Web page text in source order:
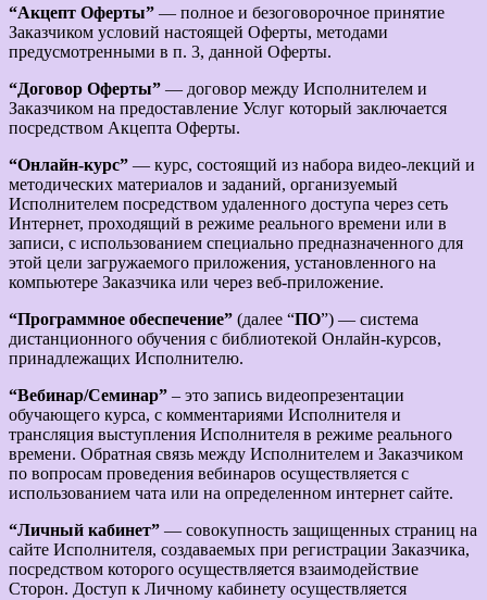
“Акцепт Оферты” — полное и безоговорочное принятие
Заказчиком условий настоящей Оферты, методами
предусмотренными в п. 3, данной Оферты.
“Договор Оферты” — договор между Исполнителем и
Заказчиком на предоставление Услуг который заключается
посредством Акцепта Оферты.
“Онлайн-курс” — курс, состоящий из набора видео-лекций и
методических материалов и заданий, организуемый
Исполнителем посредством удаленного доступа через сеть
Интернет, проходящий в режиме реального времени или в
записи, с использованием специально предназначенного для
этой цели загружаемого приложения, установленного на
компьютере Заказчика или через веб-приложение.
“Программное обеспечение” (далее “ПО”) — система
дистанционного обучения с библиотекой Онлайн-курсов,
принадлежащих Исполнителю.
“Вебинар/Семинар” – это запись видеопрезентации
обучающего курса, с комментариями Исполнителя и
трансляция выступления Исполнителя в режиме реального
времени. Обратная связь между Исполнителем и Заказчиком
по вопросам проведения вебинаров осуществляется с
использованием чата или на определенном интернет сайте.
“Личный кабинет” — совокупность защищенных страниц на
сайте Исполнителя, создаваемых при регистрации Заказчика,
посредством которого осуществляется взаимодействие
Сторон. Доступ к Личному кабинету осуществляется